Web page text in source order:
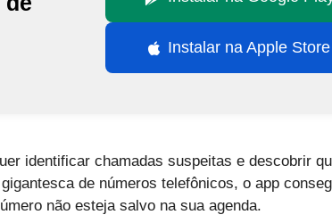
Instalar na Apple Store
identificar chamadas suspeitas e descobrir
de números telefônicos, o app
não esteja salvo na sua agenda.